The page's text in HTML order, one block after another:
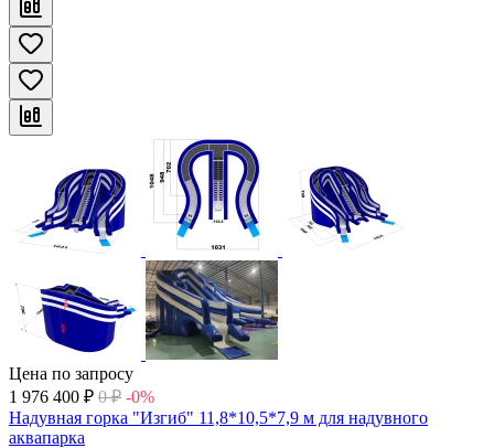
Цена по запросу
1 976 400 ₽ 0 ₽ -0%
Надувная горка "Изгиб" 11,8*10,5*7,9 м для надувного
аквапарка